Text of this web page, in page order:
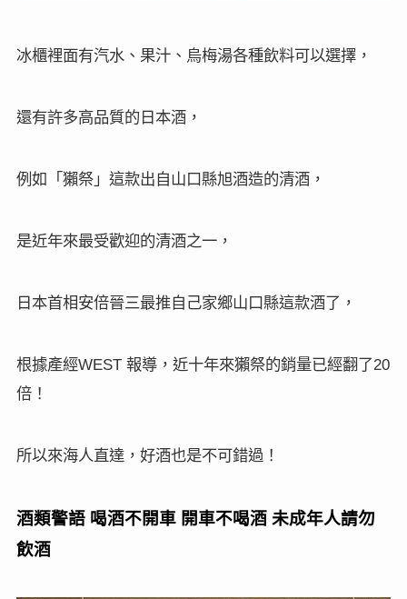
冰櫃裡面有汽水、果汁、烏梅湯各種飲料可以選擇，
還有許多高品質的日本酒，
例如「獺祭」這款出自山口縣旭酒造的清酒，
是近年來最受歡迎的清酒之一，
日本首相安倍晉三最推自己家鄉山口縣這款酒了，
根據產經WEST 報導，近十年來獺祭的銷量已經翻了20
倍！
所以來海人直達，好酒也是不可錯過！
酒類警語 喝酒不開車 開車不喝酒 未成年人請勿
飲酒